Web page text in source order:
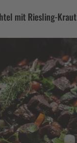
mit Riesling-Kraut